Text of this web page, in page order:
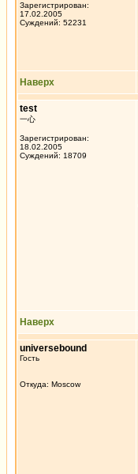
Зарегистрирован:
17.02.2005
Суждений: 52231
Наверх
test
一心
Зарегистрирован:
18.02.2005
Суждений: 18709
Наверх
universebound
Гость
Откуда: Moscow